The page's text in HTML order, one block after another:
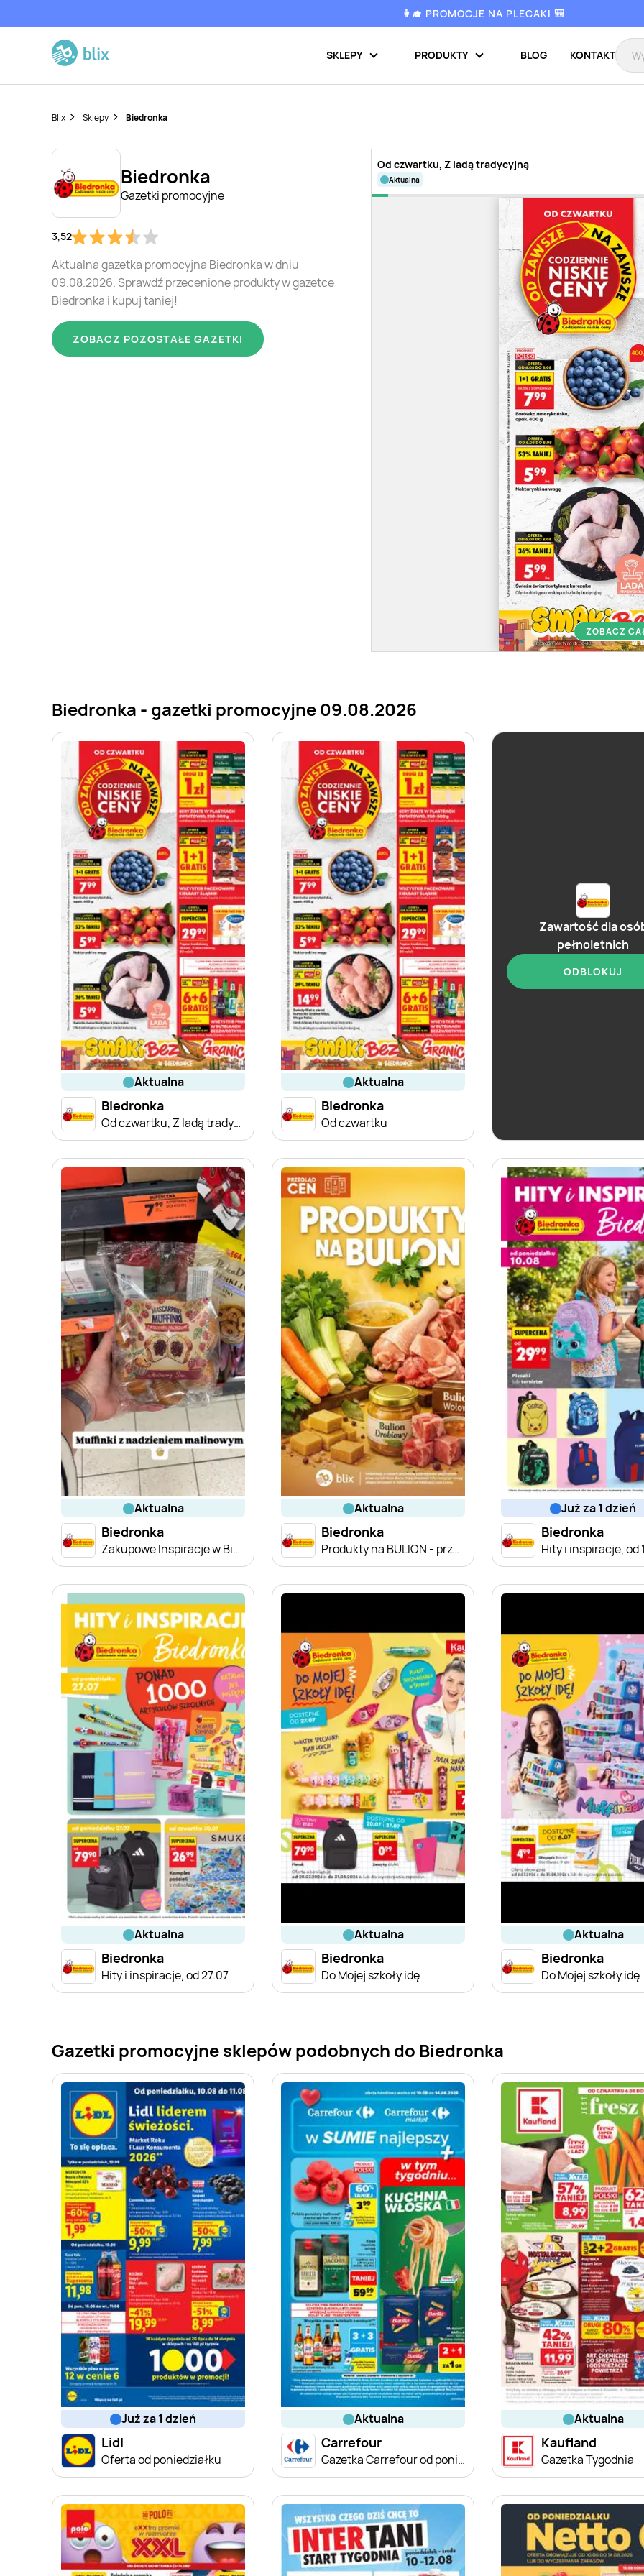
👩‍🎓 PROMOCJE NA PLECAKI 🎒
SKLEPY PRODUKTY BLOG KONTAKT
Blix Sklepy Biedronka
Biedronka
Gazetki promocyjne
3,52
Aktualna gazetka promocyjna Biedronka w dniu
09.08.2026. Sprawdź przecenione produkty w gazetce
Biedronka i kupuj taniej!
ZOBACZ POZOSTAŁE GAZETKI
Od czwartku, Z ladą tradycyjną
aktualna
ZOBACZ
Biedronka - gazetki promocyjne 09.08.2026
aktualna
Biedronka
Od czwartku, Z ladą tradycyjną
aktualna
Biedronka
Od czwartku
Zawartość dla
pełnoletnich
ODBLOKUJ
aktualna
Biedronka
Zakupowe Inspiracje w Biedronce
aktualna
Biedronka
Produkty na BULION - przegląd cen
już za 1 dzień
Biedronka
Hity i inspiracje, od
aktualna
Biedronka
Hity i inspiracje, od 27.07
aktualna
Biedronka
Do Mojej szkoły idę
aktualna
Biedronka
Do Mojej szkoły idę
Gazetki promocyjne sklepów podobnych do Biedronka
już za 1 dzień
Lidl
Oferta od poniedziałku
aktualna
Carrefour
Gazetka Carrefour od poniedziałku
aktualna
Kaufland
Gazetka Tygodnia